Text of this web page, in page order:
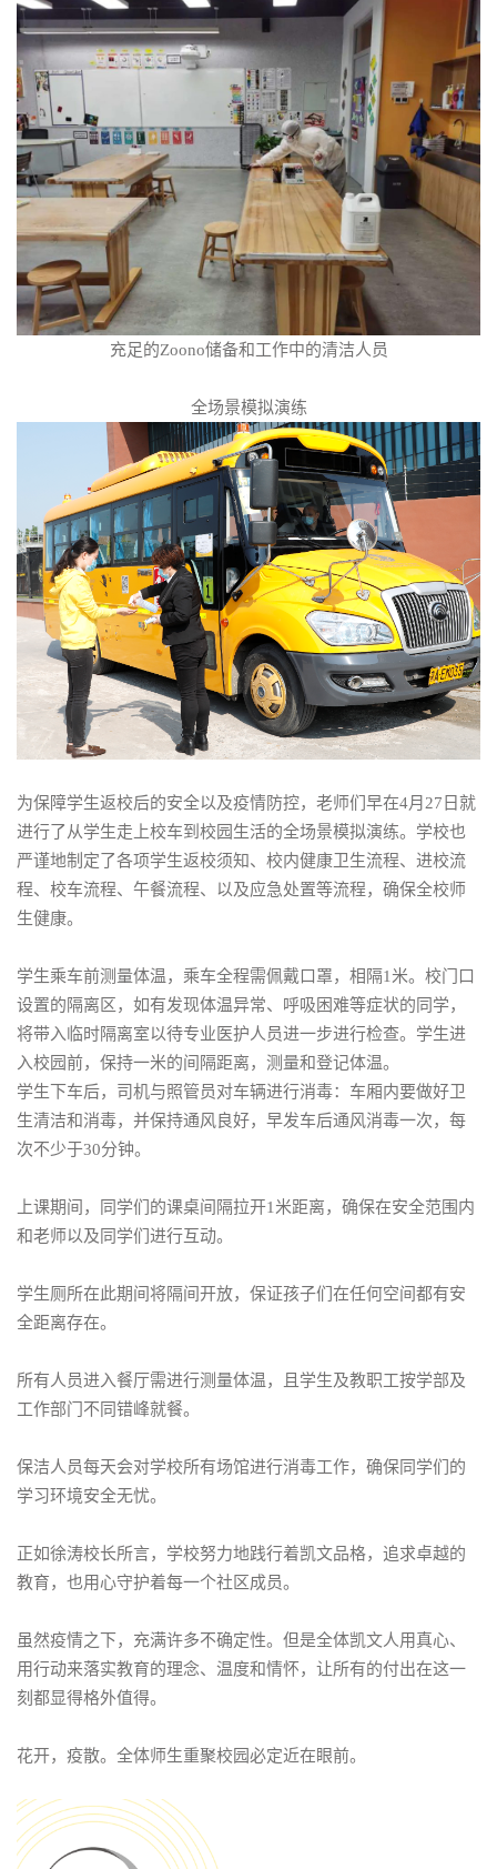
充足的Zoono储备和工作中的清洁人员
全场景模拟演练
为保障学生返校后的安全以及疫情防控，老师们早在4月27日就
进行了从学生走上校车到校园生活的全场景模拟演练。学校也
严谨地制定了各项学生返校须知、校内健康卫生流程、进校流
程、校车流程、午餐流程、以及应急处置等流程，确保全校师
生健康。
学生乘车前测量体温，乘车全程需佩戴口罩，相隔1米。校门口
设置的隔离区，如有发现体温异常、呼吸困难等症状的同学，
将带入临时隔离室以待专业医护人员进一步进行检查。学生进
入校园前，保持一米的间隔距离，测量和登记体温。
学生下车后，司机与照管员对车辆进行消毒：车厢内要做好卫
生清洁和消毒，并保持通风良好，早发车后通风消毒一次，每
次不少于30分钟。
上课期间，同学们的课桌间隔拉开1米距离，确保在安全范围内
和老师以及同学们进行互动。
学生厕所在此期间将隔间开放，保证孩子们在任何空间都有安
全距离存在。
所有人员进入餐厅需进行测量体温，且学生及教职工按学部及
工作部门不同错峰就餐。
保洁人员每天会对学校所有场馆进行消毒工作，确保同学们的
学习环境安全无忧。
正如徐涛校长所言，学校努力地践行着凯文品格，追求卓越的
教育，也用心守护着每一个社区成员。
虽然疫情之下，充满许多不确定性。但是全体凯文人用真心、
用行动来落实教育的理念、温度和情怀，让所有的付出在这一
刻都显得格外值得。
花开，疫散。全体师生重聚校园必定近在眼前。